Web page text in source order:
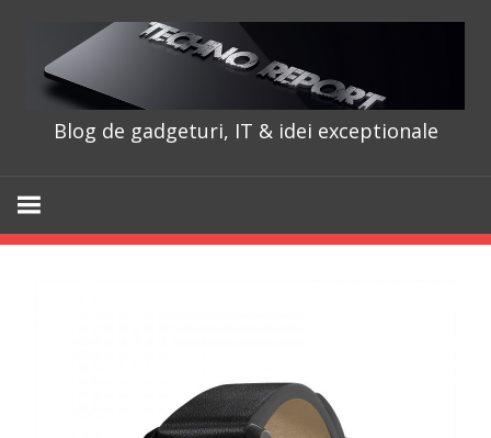
content
Blog de gadgeturi, IT & idei exceptionale